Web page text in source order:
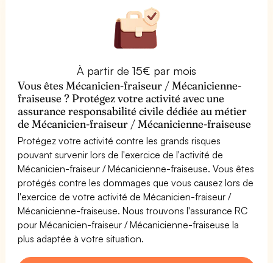
À partir de 15€ par mois
Vous êtes Mécanicien-fraiseur / Mécanicienne-
fraiseuse ? Protégez votre activité avec une
assurance responsabilité civile dédiée au métier
de Mécanicien-fraiseur / Mécanicienne-fraiseuse
Protégez votre activité contre les grands risques
pouvant survenir lors de l'exercice de l'activité de
Mécanicien-fraiseur / Mécanicienne-fraiseuse. Vous êtes
protégés contre les dommages que vous causez lors de
l'exercice de votre activité de Mécanicien-fraiseur /
Mécanicienne-fraiseuse. Nous trouvons l'assurance RC
pour Mécanicien-fraiseur / Mécanicienne-fraiseuse la
plus adaptée à votre situation.